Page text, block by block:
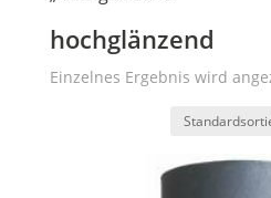
hochglänzend
Einzelnes Ergebnis wird